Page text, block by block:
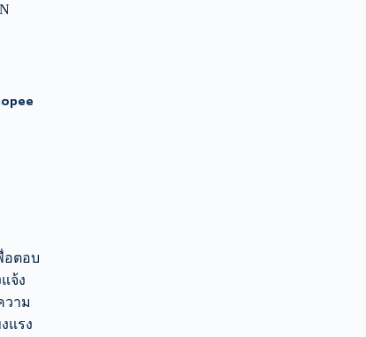
อตอบ
จ้ง
วาม
แรง